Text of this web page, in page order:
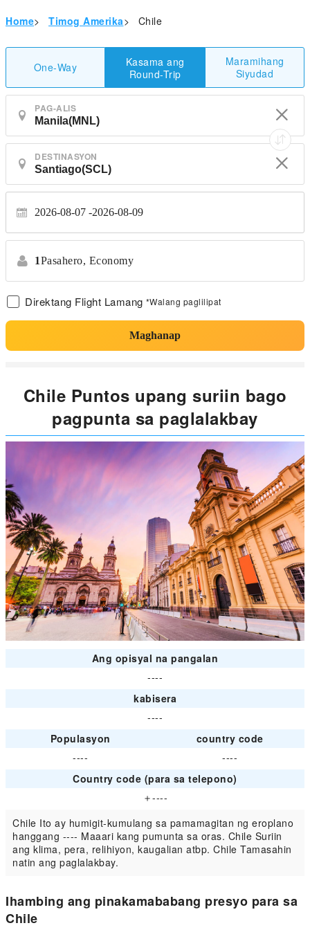
Home> Timog Amerika> Chile
One-Way
Kasama ang
Round-Trip
Maramihang
Siyudad
PAG-ALIS
DESTINASYON
2026-08-07 2026-08-09
1Pasahero, Economy
Direktang Flight Lamang *Walang paglilipat
Maghanap
Chile Puntos upang suriin bago
pagpunta sa paglalakbay
Ang opisyal na pangalan
----
kabisera
----
Populasyon
country code
----
----
Country code (para sa telepono)
＋----
Chile Ito ay humigit-kumulang sa pamamagitan ng eroplano
hanggang ---- Maaari kang pumunta sa oras. Chile Suriin
ang klima, pera, relihiyon, kaugalian atbp. Chile Tamasahin
natin ang paglalakbay.
Ihambing ang pinakamababang presyo para sa
Chile